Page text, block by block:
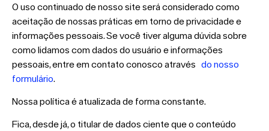
O uso continuado de nosso site será considerado como
aceitação de nossas práticas em torno de privacidade e
informações pessoais. Se você tiver alguma dúvida sobre
como lidamos com dados do usuário e informações
pessoais, entre em contato conosco através do nosso
formulário
Nossa política é atualizada de forma constante.
Fica, desde já, o titular de dados ciente que o conteúdo